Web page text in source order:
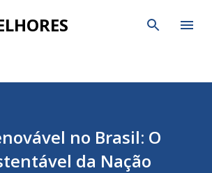
para o conteúdo principal
no Brasil: O
da Nação